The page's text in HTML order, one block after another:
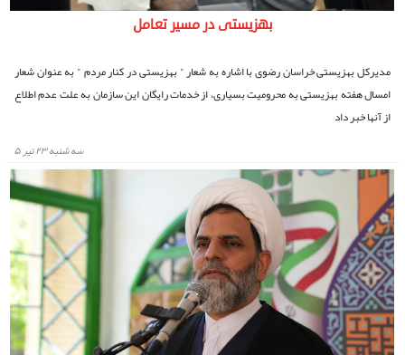
بهزیستی در مسیر تعامل
مدیرکل بهزیستی خراسان رضوی با اشاره به شعار " بهزیستی در کنار مردم " به عنوان شعار
امسال هفته بهزیستی به محرومیت بسیاری، از خدمات رایگان این سازمان به علت عدم اطلاع
از آنها خبر داد
سه شنبه ۲۳ تیر ۵